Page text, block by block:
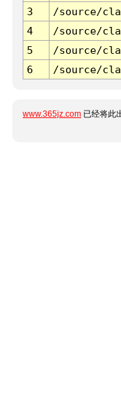
3 /source/
4
/source/
5
/source/
6
/source/
www.365jz.com 已经将此